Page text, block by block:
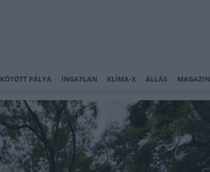
KÖTÖTT PÁLYA INGATLAN KLÍMA-X ÁLLÁS MAGAZIN